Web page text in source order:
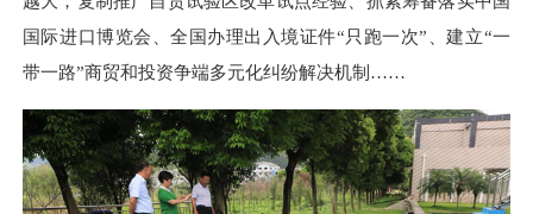
国际进口博览会、全国办理出入境证件“只跑一次”、建立“一
带一路”商贸和投资争端多元化纠纷解决机制……